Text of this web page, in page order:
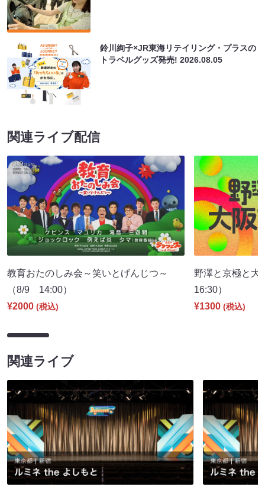
鈴川絢子×JR東海リテイリング・プラスの
トラベルグッズ発売!2026.08.05
関連ライブ配信
教育おたのしみ会～笑いとげんじつ～
（8/9 14:00）
¥2000 (税込)
野澤と京極と
16:30）
¥1300 (税込)
関連ライブ